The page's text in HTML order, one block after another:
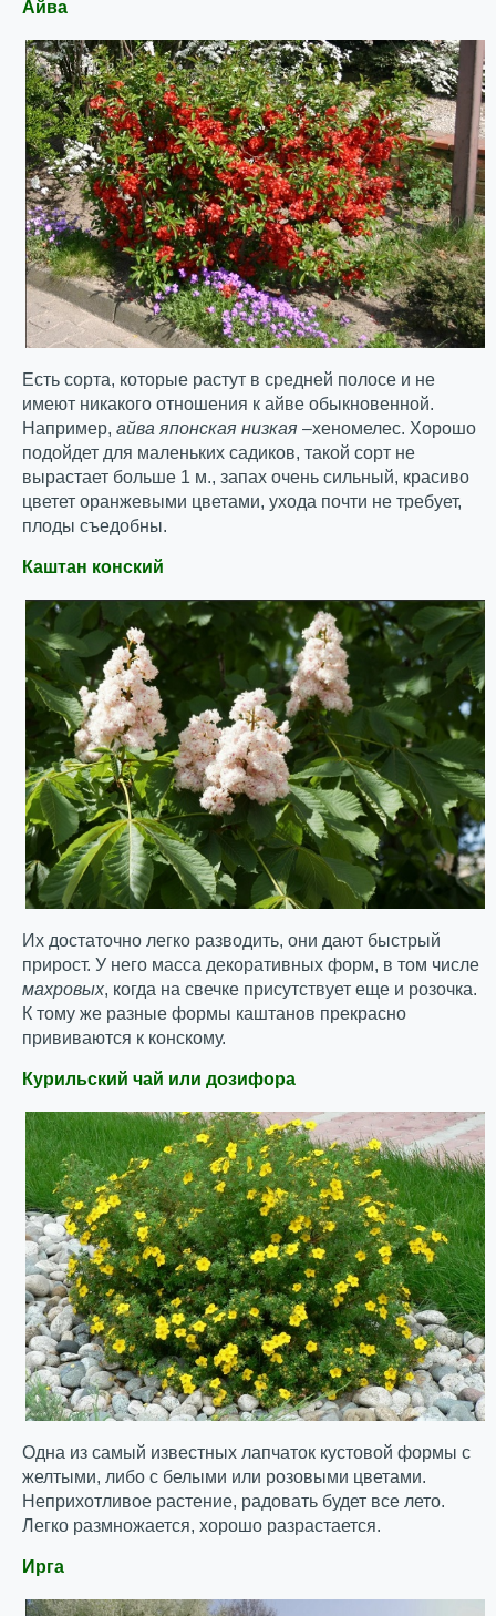
Айва
Есть сорта, которые растут в средней полосе и не
имеют никакого отношения к айве обыкновенной.
Например, айва японская низкая –хеномелес. Хорошо
подойдет для маленьких садиков, такой сорт не
вырастает больше 1 м., запах очень сильный, красиво
цветет оранжевыми цветами, ухода почти не требует,
плоды съедобны.
Каштан конский
Их достаточно легко разводить, они дают быстрый
прирост. У него масса декоративных форм, в том числе
махровых, когда на свечке присутствует еще и розочка.
К тому же разные формы каштанов прекрасно
прививаются к конскому.
Курильский чай или дозифора
Одна из самый известных лапчаток кустовой формы с
желтыми, либо с белыми или розовыми цветами.
Неприхотливое растение, радовать будет все лето.
Легко размножается, хорошо разрастается.
Ирга